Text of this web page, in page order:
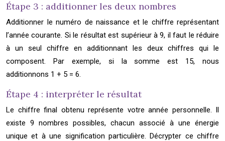
Étape 3 : additionner les deux nombres
Additionner le numéro de naissance et le chiffre représentant
l’année courante. Si le résultat est supérieur à 9, il faut le réduire
à un seul chiffre en additionnant les deux chiffres qui le
composent. Par exemple, si la somme est 15, nous
additionnons 1 + 5 = 6.
Étape 4 : interpréter le résultat
Le chiffre final obtenu représente votre année personnelle. Il
existe 9 nombres possibles, chacun associé à une énergie
unique et à une signification particulière. Décrypter ce chiffre